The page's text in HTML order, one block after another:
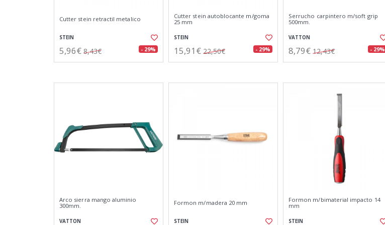
Cutter stein retractil metalico
STEIN
5,96€ 8,43€ - 29%
Cutter stein autoblocante m/goma
25 mm
STEIN
15,91€ 22,50€ - 29%
Serrucho carpintero m/soft grip
500mm.
VATTON
8,79€ 12,43€ - 29%
Arco sierra mango aluminio
300mm.
VATTON
Formon m/madera 20 mm
STEIN
Formon m/bimaterial impacto 14
mm
STEIN